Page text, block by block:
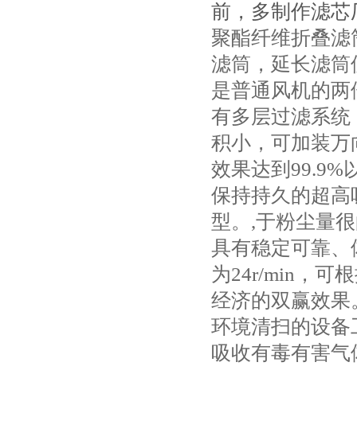
前，多制作滤
聚酯纤维折叠
滤筒，延长滤
是普通风机的
有多层过滤系
积小，可加装万
效果达到99.9%
保持持久的超
型。,于粉尘量
具有稳定可靠
为24r/min，可
经济的双赢效
环境清扫的设
吸收有毒有害